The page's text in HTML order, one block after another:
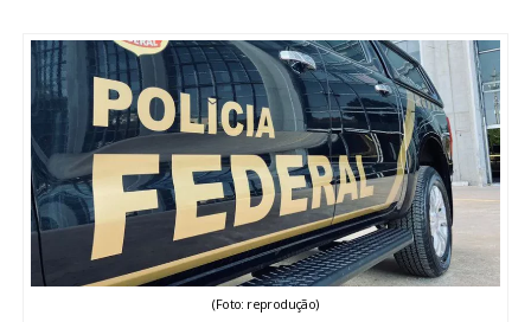
ESPORTES
ENTRETENIMENTO
ENQUETE
TV LPB
(Foto: reprodução)